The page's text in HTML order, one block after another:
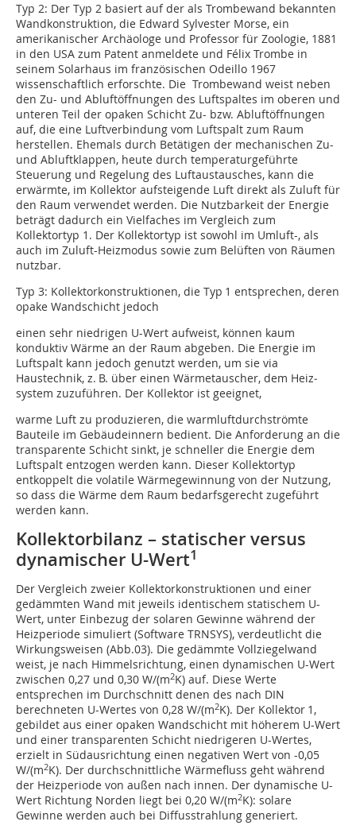
Typ 2: Der Typ 2 basiert auf der als Trombewand bekannten
Wandkonstruktion, die Ed­ward Sylvester Morse, ein
amerikanischer Archäologe und Professor für Zoologie, 1881
in den USA zum Patent anmeldete und Félix Trombe in
seinem Solarhaus im französischen Odeillo 1967
wissenschaftlich erforschte. Die Trombewand weist neben
den Zu- und Ab­luftöffnungen des Luftspaltes im oberen und
unteren Teil der opaken Schicht Zu- bzw. Abluftöffnungen
auf, die eine Luftverbindung vom Luftspalt zum Raum
herstellen. Ehemals durch Betätigen der mechanischen Zu-
und Abluftklappen, heute durch temperaturgeführte
Steuerung und Regelung des Luftaustausches, kann die
erwärmte, im Kollektor aufsteigende Luft direkt als Zuluft für
den Raum verwendet werden. Die Nutzbarkeit der Energie
beträgt dadurch ein Vielfaches im Vergleich zum
Kollektortyp 1. Der Kollektortyp ist sowohl im Umluft-, als
auch im Zuluft-Heizmodus sowie zum Belüften von Räumen
nutzbar.
Typ 3: Kollektorkonstruktionen, die Typ 1 entsprechen, deren
opake Wandschicht jedoch
einen sehr niedrigen U-Wert aufweist, können kaum
konduktiv Wärme an der Raum ab­ge­ben. Die Energie im
Luftspalt kann jedoch genutzt werden, um sie via
Haustechnik, z. B. über einen Wärmetauscher, dem Heiz­
system zuzuführen. Der Kollektor ist geeignet,
warme Luft zu produzieren, die warmluftdurchströmte
Bauteile im Gebäudeinnern bedient. Die Anforderung an die
transparente Schicht sinkt, je schneller die Energie dem
Luftspalt entzogen werden kann. Dieser Kollektortyp
entkoppelt die volatile Wärmegewinnung von der Nutzung,
so dass die Wärme dem Raum bedarfsgerecht zugeführt
werden kann.
Kollektorbilanz – statischer versus
dynamischer U-Wert1
Der Vergleich zweier Kollektorkonstruktionen und einer
gedämmten Wand mit jeweils identischem statischem U-
Wert, unter Einbezug der solaren Gewinne während der
Heizperiode simuliert (Software TRNSYS), verdeutlicht die
Wirkungsweisen (Abb.03). Die gedämmte Vollziegelwand
weist, je nach Himmelsrichtung, einen dynamischen U-Wert
zwischen 0,27 und 0,30 W/(m2K) auf. Diese Werte
entsprechen im Durchschnitt denen des nach DIN
berechneten U-Wertes von 0,28 W/(m2K). Der Kollektor 1,
gebildet aus einer opaken Wandschicht mit höherem U-Wert
und einer transparenten Schicht niedrigeren U-Wertes,
erzielt in Südausrichtung einen negativen Wert von -0,05
W/(m2K). Der durchschnittliche Wärmefluss geht während
der Heizperiode von außen nach innen. Der dynamische U-
Wert Richtung Norden liegt bei 0,20 W/(m2K): solare
Gewinne werden auch bei Diffusstrahlung generiert.